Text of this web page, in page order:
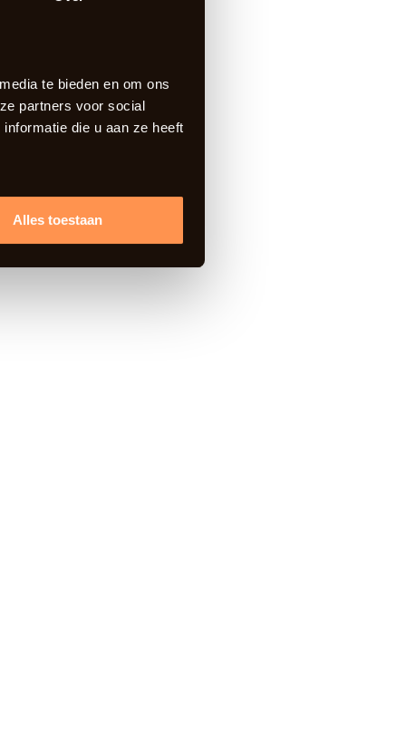
te bieden en om ons
partners voor social
die u aan ze heeft
Alles toestaan